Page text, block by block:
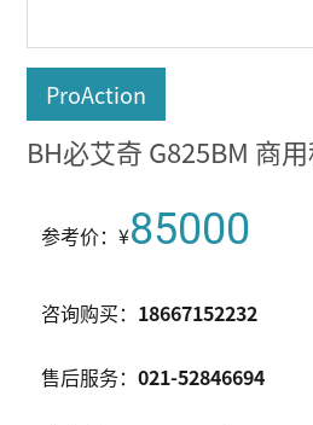
ProAction
BH必艾奇 G825BM 商
参考价：¥85000
咨询购买： 18667152232
售后服务： 021-52846694